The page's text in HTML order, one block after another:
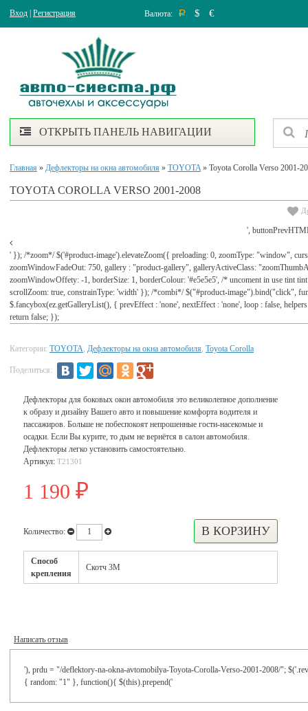
Вход Регистрация Валюта: Р $ €
ОТКРЫТЬ ПАНЕЛЬ НАВИГАЦИИ
Главная » Дефлекторы на окна автомобиля » TOYOTA» Toyota Corolla Verso 2001-
TOYOTA COROLLA VERSO 2001-2008
',
' }); /*zoom*/ $('#product-image').elevateZoom({ preloading: 0, zoomType: "window",
zoomWindowFadeOut: 750, gallery : "product-gallery", galleryActiveClass:
zoomWindowOffety: -1, borderSize: 1, borderColour: '#e5e5e5', /* uncoment in use tint
scrollZoom: true, constrainType: 'width' }); /*combi*/ $("#product-image").bind("click",
$.fancybox(ez.getGalleryList(), { prevEffect : 'none', nextEffect : 'none', loop : false,
return false; });
Категории: TOYOTA, Дефлекторы на окна автомобиля, Toyota Corolla
Поделиться:
Дефлекторы для боковых окон автомобиля это великолепное дополнение
к образу и дизайну Вашего авто и повышение комфорта водителя и
пассажиров. Больше не побеспокоят непрошенные гости-насекомые и
осадки. Если Вы курите, то дым не вернётся в салон автомобиля.
Дефлекторы легко установить самостоятельно.
Артикул: T21301
1 190 ₽
Количество:
Способ
крепления
Скотч 3М
Написать отзыв
'), prdu = "/deflektory-na-okna-avtomobilya-Toyota-Corolla-Verso-2001-2008/";
{ random: "1" }, function(){ $(this).prepend('